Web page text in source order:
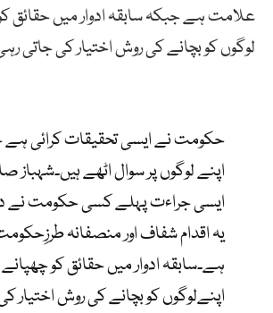
علامت ہے جبکہ سابقہ ادوار میں حقائق
لوگوں کو بچانے کی روش اختیار کی جاتی
حکومت نے ایسی تحقیقات کرائی
اپنے لوگوں پر سوال اٹھے ہیں۔شہباز
ایسی جراءت پہلے کسی حکومت نے
یہ اقدام شفاف اور منصفانہ
ہے۔سابقہ ادوار میں حقائق کو چھپانے
اپنےلوگوں کو بچانے کی روش اختیار